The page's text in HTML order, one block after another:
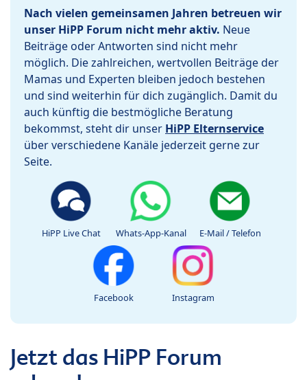
Nach vielen gemeinsamen Jahren betreuen wir
unser HiPP Forum nicht mehr aktiv. Neue
Beiträge oder Antworten sind nicht mehr
möglich. Die zahlreichen, wertvollen Beiträge der
Mamas und Experten bleiben jedoch bestehen
und sind weiterhin für dich zugänglich. Damit du
auch künftig die bestmögliche Beratung
bekommst, steht dir unser HiPP Elternservice
über verschiedene Kanäle jederzeit gerne zur
Seite.
HiPP Live Chat Whats-App-Kanal E-Mail / Telefon
Facebook Instagram
Jetzt das HiPP Forum